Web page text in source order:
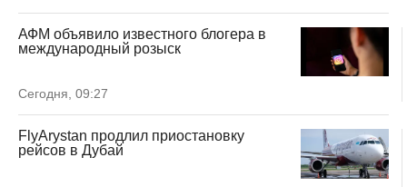
АФМ объявило известного блогера в
международный розыск
Сегодня, 09:27
FlyArystan продлил приостановку
рейсов в Дубай